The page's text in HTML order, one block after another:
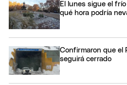
El lunes sigue el
qué hora podría
Confirmaron que el
seguirá cerrado